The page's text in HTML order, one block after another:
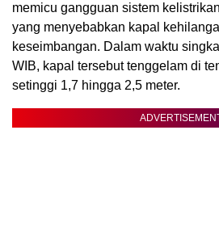
memicu gangguan sistem
yang menyebabkan kapal
keseimbangan. Dalam waktu
WIB, kapal tersebut tenggelam di
setinggi 1,7 hingga 2,5 meter.